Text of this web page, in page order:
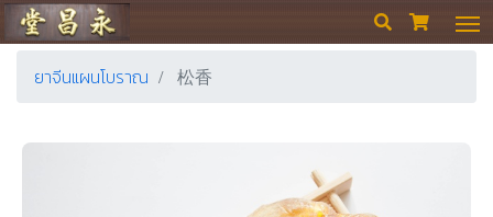
ร้านขายยา ย่งเชียงตึ๊ง  
ยาจีนแผนโบราณ 松香